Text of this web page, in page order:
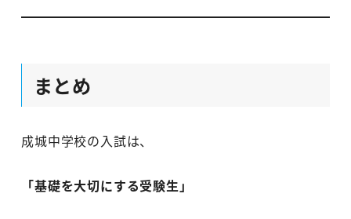
まとめ
成城中学校の入試は、
「基礎を大切にする受験生」